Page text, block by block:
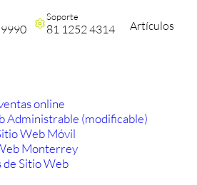
Soporte
81 1252 4314 Artículos
online
Administrable (modificable)
Web Móvil
Monterrey
de Sitio Web